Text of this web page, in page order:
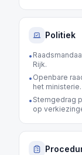
Politiek
•
Rijk.
• Openbare
het ministerie.
• Stemgedrag
op